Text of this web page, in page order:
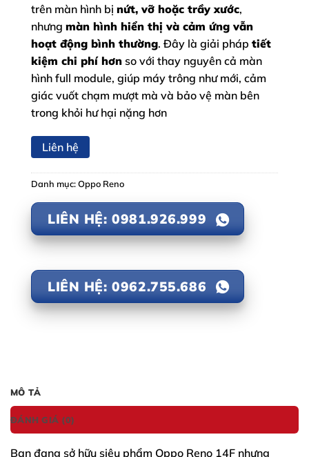
trên màn hình bị nứt, vỡ hoặc trầy xước,
nhưng màn hình hiển thị và cảm ứng vẫn
hoạt động bình thường. Đây là giải pháp tiết
kiệm chi phí hơn so với thay nguyên cả màn
hình full module, giúp máy trông như mới, cảm
giác vuốt chạm mượt mà và bảo vệ màn bên
trong khỏi hư hại nặng hơn
Liên hệ
Danh mục:Oppo Reno
LIÊN HỆ: 0981.926.999
LIÊN HỆ: 0962.755.686
MÔ TẢ
ĐÁNH GIÁ (0)
Bạn đang sở hữu siêu phẩm Oppo Reno 14F nhưng